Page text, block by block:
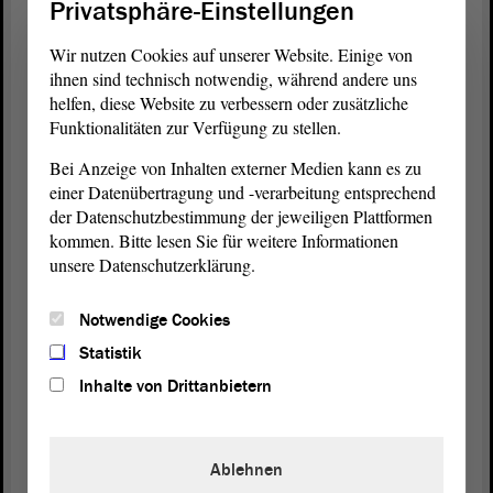
derLandesregierungaus Sicht seinerFraktionaufmerksam zu
machen. So fragte er unter anderem, warum es keinen konkreten
Umsetzungsplan zum Vorhaben der Auskofferung gegeben habe.
Auch hätte man externeBeratungin Anspruch nehmen können.
gebildet werden müssen. Seine Fraktionhabe in der Vergangenheit
bereits verschiedene Anträge eingebracht, um das Vorhaben
voranzubringen, so Roi.
FDP: Vetrauen in Fachleute
befürwortete die Einkapselung. Das Verfahren vermeide Risiken,
die bei einer Auskofferung und dem Abtransport des giftigen
gefassten Plans würden Schadstoffe unschädlich gemacht. Sie
Privatsphäre-Einstellungen
Wir nutzen Cookies auf unserer Website. Einige von
ihnen sind technisch notwendig, während andere uns
helfen, diese Website zu verbessern oder zusätzliche
Funktionalitäten zur Verfügung zu stellen.
Bei Anzeige von Inhalten externer Medien kann es zu
einer Datenübertragung und -verarbeitung entsprechend
der Datenschutzbestimmung der jeweiligen Plattformen
kommen. Bitte lesen Sie für weitere Informationen
unsere Datenschutzerklärung.
Notwendige Cookies
Statistik
Inhalte von Drittanbietern
Ablehnen